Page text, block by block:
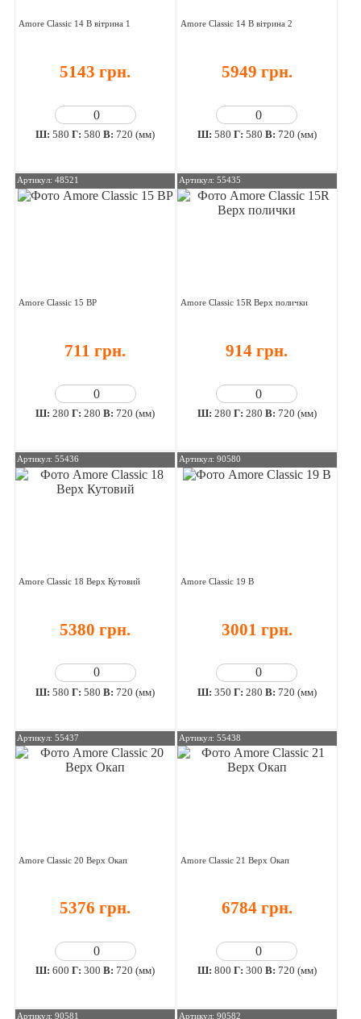
Amore Classic 14 В вітрина 1
5143 грн.
Ш:580 Г:580 В:720 (мм)
Amore Classic 14 В вітрина 2
5949 грн.
Ш: 580 Г: 580 В: 720 (мм)
Артикул: 48521
Amore Classic 15 ВР
711 грн.
Ш:280 Г:280 В:720 (мм)
Артикул: 55435
Amore Classic 15R Верх полички
914 грн.
Ш: 280 Г: 280 В: 720 (мм)
Артикул: 55436
Amore Classic 18 Верх Кутовий
5380 грн.
Ш:580 Г:580 В:720 (мм)
Артикул: 90580
Amore Classic 19 В
3001 грн.
Ш: 350 Г: 280 В: 720 (мм)
Артикул: 55437
Amore Classic 20 Верх Окап
5376 грн.
Ш:600 Г:300 В:720 (мм)
Артикул: 55438
Amore Classic 21 Верх Окап
6784 грн.
Ш: 800 Г: 300 В: 720 (мм)
Артикул: 90581 Артикул: 90582